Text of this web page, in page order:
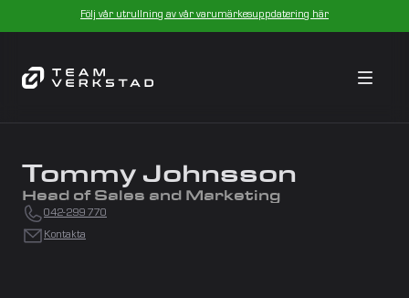
Följ vår utrullning av vår varumärkesuppdatering här
Tommy Johnsson
Head of Sales and Marketing
042-299 770
Kontakta